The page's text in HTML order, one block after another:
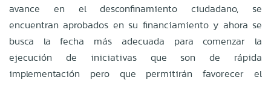
avance en el desconfinamiento ciudadano, se
encuentran aprobados en su financiamiento y ahora se
busca la fecha más adecuada para comenzar la
ejecución de iniciativas que son de rápida
implementación pero que permitirán favorecer el